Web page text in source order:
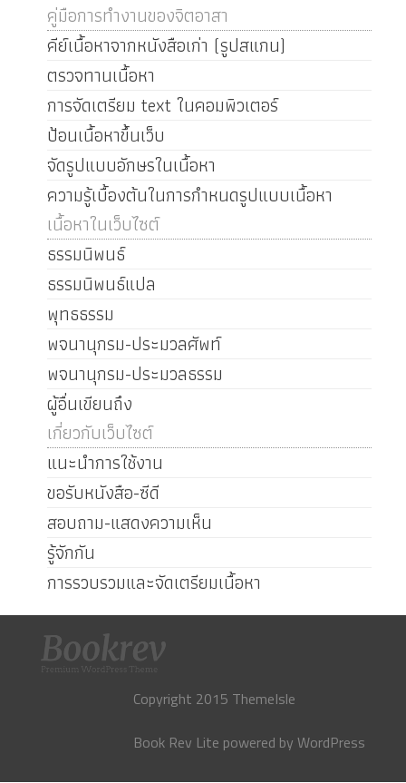
คู่มือการทำงานของจิตอาสา
คีย์เนื้อหาจากหนังสือเก่า (รูปสแกน)
ตรวจทานเนื้อหา
การจัดเตรียม text ในคอมพิวเตอร์
ป้อนเนื้อหาขึ้นเว็บ
จัดรูปแบบอักษรในเนื้อหา
ความรู้เบื้องต้นในการกำหนดรูปแบบเนื้อหา
เนื้อหาในเว็บไซต์
ธรรมนิพนธ์
ธรรมนิพนธ์แปล
พุทธธรรม
พจนานุกรม-ประมวลศัพท์
พจนานุกรม-ประมวลธรรม
ผู้อื่นเขียนถึง
เกี่ยวกับเว็บไซต์
แนะนำการใช้งาน
ขอรับหนังสือ-ซีดี
สอบถาม-แสดงความเห็น
รู้จักกัน
การรวบรวมและจัดเตรียมเนื้อหา
Copyright 2015 ThemeIsle
Book Rev Lite powered byWordPress